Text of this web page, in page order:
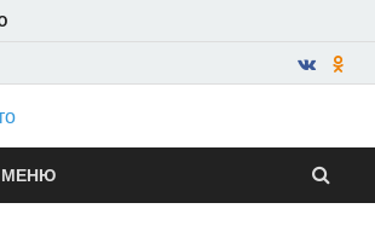
ForPost —
Авто
МЕНЮ